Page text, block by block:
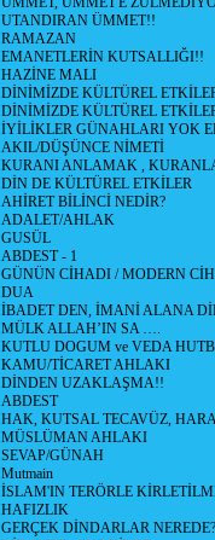
UTANDIRAN ÜMMET!!
RAMAZAN
EMANETLERİN KUTSALLIĞI!!
HAZİNE MALI
DİNİMİZDE KÜLTÜREL
DİNİMİZDE KÜLTÜREL
İYİLİKLER GÜNAHLARI YOK
AKIL/DÜŞÜNCE NİMETİ
KURANI ANLAMAK ,
DİN DE KÜLTÜREL ETKİLER
AHİRET BİLİNCİ NEDİR?
ADALET/AHLAK
GUSÜL
ABDEST - 1
GÜNÜN CİHADI / MODERN
DUA
İBADET DEN, İMANİ ALANA
MÜLK ALLAH’IN SA ….
KUTLU DOGUM ve VEDA
KAMU/TİCARET AHLAKI
DİNDEN UZAKLAŞMA!!
ABDEST
HAK, KUTSAL TECAVÜZ,
MÜSLÜMAN AHLAKI
SEVAP/GÜNAH
Mutmain
İSLAM'IN TERÖRLE
HAFIZLIK
GERÇEK DİNDARLAR NEREDE?